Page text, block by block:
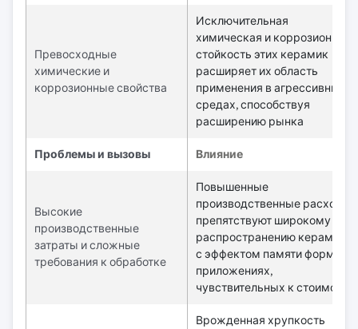
Превосходные
химические и
коррозионные свойства
Исключительная
химическая и коррозионная
стойкость этих керамик
расширяет их область
применения в агрессивных
средах, способствуя
расширению рынка
Проблемы и вызовы Влияние
Высокие
производственные
затраты и сложные
требования к обработке
Повышенные
производственные расходы
препятствуют широкому
распространению керамики
с эффектом памяти формы в
приложениях,
чувствительных к стоимости
Врожденная хрупкость